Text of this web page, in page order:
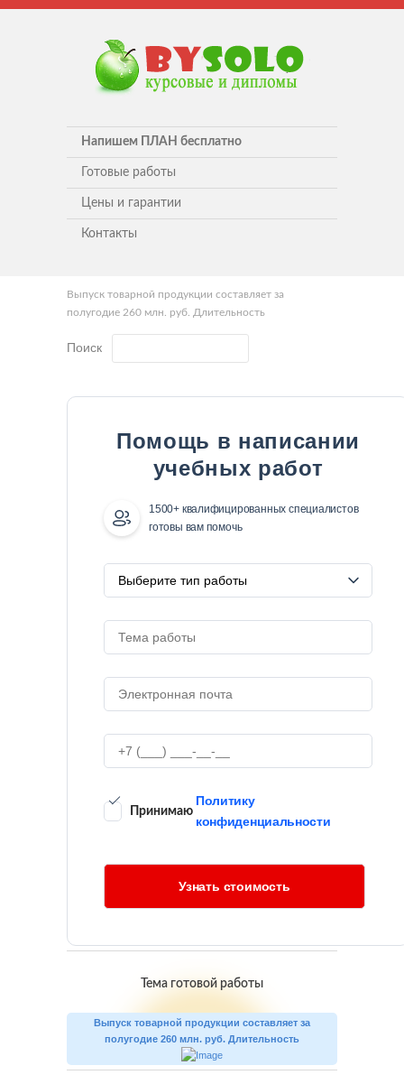
Напишем ПЛАН бесплатно
Готовые работы
Цены и гарантии
Контакты
Выпуск товарной продукции составляет за
полугодие 260 млн. руб. Длительность
Поиск
Помощь в написании
учебных работ
1500+ квалифицированных специалистов
готовы вам помочь
Принимаю
Политику
конфиденциальности
Тема готовой работы
Выпуск товарной продукции составляет за
полугодие 260 млн. руб. Длительность